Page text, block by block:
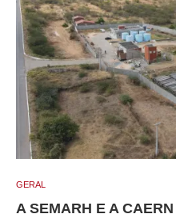
GERAL
A SEMARH E A